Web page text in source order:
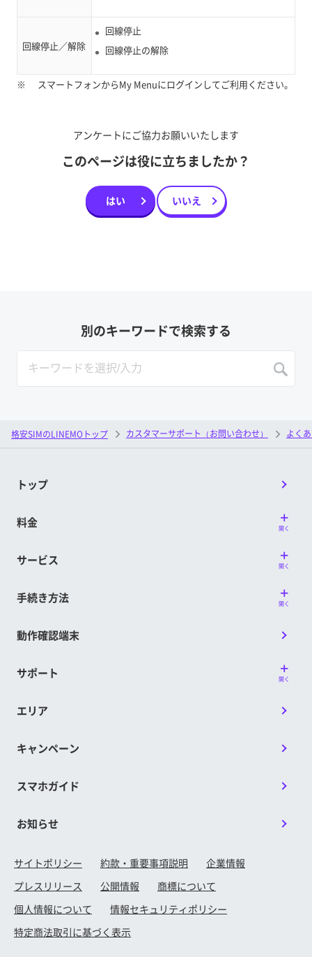
回線停止／解除
回線停止
回線停止の解除
※ スマートフォンからMy Menuにログインしてご利用ください。
アンケートにご協力お願いいたします
このページは役に立ちましたか？
はい いいえ
別のキーワードで検索する
格安SIMのLINEMOトップ カスタマーサポート（お問い合わせ） よく
トップ
料金 開く
サービス 開く
手続き方法 開く
動作確認端末
サポート 開く
エリア
キャンペーン
スマホガイド
お知らせ
サイトポリシー 約款・重要事項説明
企業情報
プレスリリース
公開情報
商標について
個人情報について
情報セキュリティポリシー
特定商法取引に基づく表示